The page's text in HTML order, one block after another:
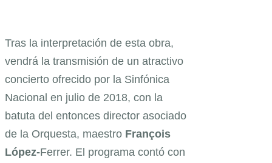
Tras la interpretación de esta obra,
vendrá la transmisión de un atractivo
concierto ofrecido por la Sinfónica
Nacional en julio de 2018, con la
batuta del entonces director asociado
de la Orquesta, maestro François
López-Ferrer. El programa contó con